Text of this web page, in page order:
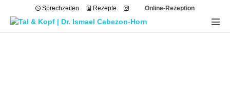
Sprechzeiten Rezepte Online-Rezeption